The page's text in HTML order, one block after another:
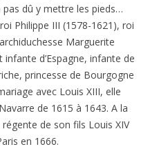
pas dû y mettre les pieds…
Philippe III (1578-1621), roi
Marguerite
infante d’Espagne, infante de
princesse de Bourgogne
avec Louis XIII, elle
de 1615 à 1643. A la
de son fils Louis XIV
en 1666.